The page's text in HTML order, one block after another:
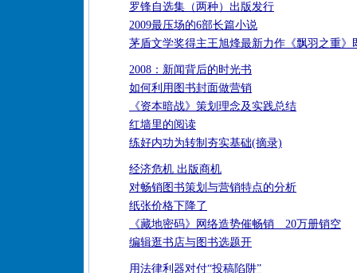
罗锋自选集（两种）出版发行
2009最压场的6部长篇小说
茅盾文学奖得主王旭烽最新力作《飘羽之重》
2008：新闻背后的时光书
如何利用图书封面做营销
《资本暗战》策划理念及实践总结
红墙里的阅读
练好内功为转制夯实基础(摘录)
经济危机 出版商机
对畅销图书策划与营销特点的分析
纸张价格下降了
《藏地密码》网络造势催畅销 20万册销空
编辑逛书店与图书选题开
用法律利器对付“投稿陷阱”